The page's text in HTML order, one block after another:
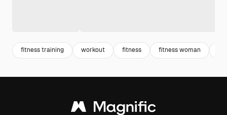
fitness training workout fitness fitness woman